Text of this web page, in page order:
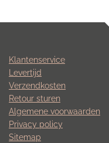
Klantenservice
Levertijd
Verzendkosten
Retour sturen
Algemene voorwaarden
Privacy policy
Sitemap